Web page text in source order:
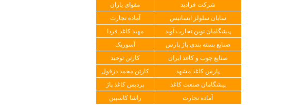
شرکت فرادید
مقوای یاران
سایان سلولز ایساتیس
آماده تجارت
پیشگامان نوین تجارت آوید
مهبد کاغذ فردا
صنایع بسته بندی پاژ پارس
آسوریک
صنایع چوب و کاغذ ایران
کارتن توحید
پارس کاغذ مشهد
کارتن محمد دزفول
پیشگامان صنعت کاغذ
پردیس کاغذ پاژ
آماده تجارت
راشا کاسپین